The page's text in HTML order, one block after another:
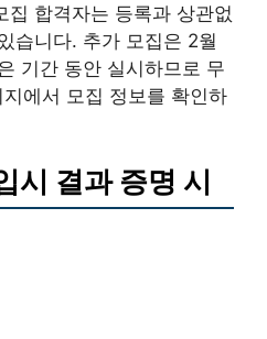
집 합격자는 등록과 상관없
습니다. 추가 모집은 2월
기간 동안 실시하므로 무
에서 모집 정보를 확인하
시 결과 증명 시